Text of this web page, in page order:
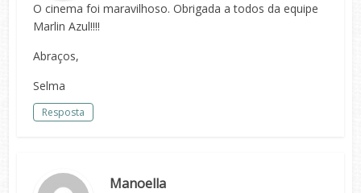
O cinema foi maravilhoso. Obrigada a todos da equipe
Marlin Azul!!!!
Abraços,
Selma
Resposta
Manoella